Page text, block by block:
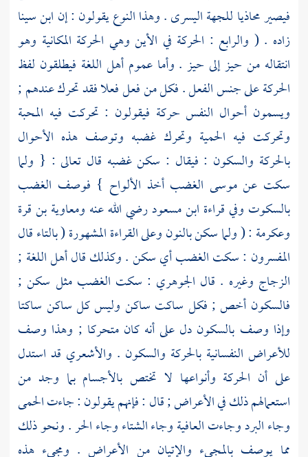
فيصير محاذيا للجهة اليسرى . وهذا النوع يقولون : إن ابن سينا
زاده . ( والرابع : الحركة في الأين وهي الحركة المكانية وهو
انتقاله من حيز إلى حيز . وأما عموم أهل اللغة فيطلقون لفظ
الحركة على جنس الفعل . فكل من فعل فعلا فقد تحرك عندهم ;
ويسمون أحوال النفس حركة فيقولون : تحركت فيه المحبة
وتحركت فيه الحمية وتحرك غضبه وتوصف هذه الأحوال
بالحركة والسكون : فيقال : سكن غضبه قال تعالى : { ولما
سكت عن موسى الغضب أخذ الألواح } فوصف الغضب
بالسكوت وفي قراءة ابن مسعود رضي الله عنه ومعاوية بن قرة
وعكرمة : ( ولما سكن بالنون وعلى القراءة المشهورة ( بالتاء قال
المفسرون : سكت الغضب أي سكن . وكذلك قال أهل اللغة ;
الزجاج وغيره . قال الجوهري : سكت الغضب مثل سكن ;
فالسكون أخص ; فكل ساكت ساكن وليس كل ساكن ساكتا
وإذا وصف بالسكون دل على أنه كان متحركا ; وهذا وصف
للأعراض النفسانية بالحركة والسكون . والأشعري قد استدل
على أن الحركة وأنواعها لا تختص بالأجسام بما وجد من
استعمالهم ذلك في الأعراض ; قال : فإنهم يقولون : جاءت الحمى
وجاء البرد وجاءت العافية وجاء الشتاء وجاء الحر . ونحو ذلك
مما يوصف بالمجيء والإتيان من الأعراض . ومجيء هذه